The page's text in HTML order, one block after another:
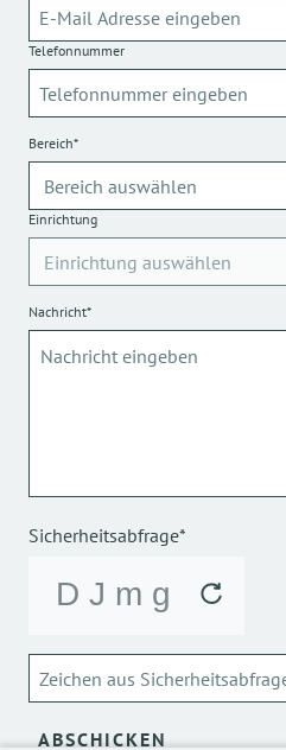
Telefonnummer
Bereich*
Einrichtung
Nachricht*
Sicherheitsabfrage*
ABSCHICKEN